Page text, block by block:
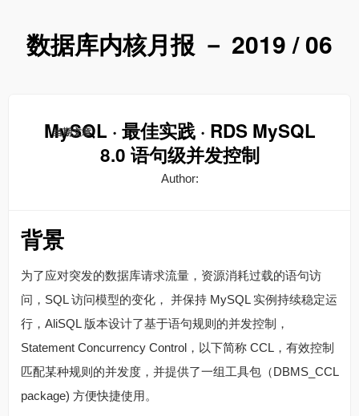
数据库内核月报 － 2019 / 06
当期文章
MySQL · 最佳实践 · RDS MySQL
8.0 语句级并发控制
Author:
背景
为了应对突发的数据库请求流量，资源消耗过载的语句访
问，SQL 访问模型的变化， 并保持 MySQL 实例持续稳定运
行，AliSQL 版本设计了基于语句规则的并发控制，
Statement Concurrency Control，以下简称 CCL，有效控制
匹配某种规则的并发度，并提供了一组工具包（DBMS_CCL
package) 方便快捷使用。